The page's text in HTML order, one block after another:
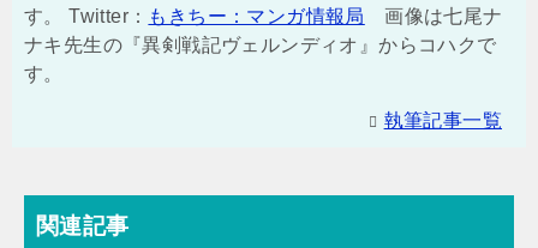
す。 Twitter： もきちー：マンガ情報局
画像は七尾ナ
ナキ先生の『異剣戦記ヴェルンディオ』からコハクで
す。
執筆記事一覧
関連記事